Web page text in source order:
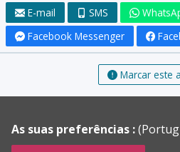
E-mail SMS
Facebook Messenger
Marcar este
As suas preferências :